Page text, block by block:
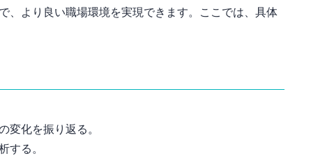
、より良い職場環境を実現できます。ここでは、具体
変化を振り返る。
する。